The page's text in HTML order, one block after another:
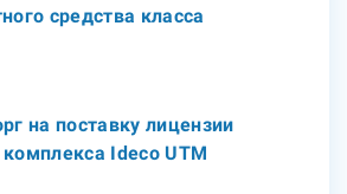
средства класса
на поставку лицензии
Ideco UTM